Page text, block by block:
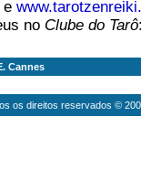
e
no Clube do Tarô
Cannes
os direitos reservados ©